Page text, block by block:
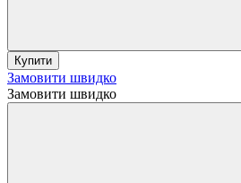
Купити
Замовити швидко
Замовити швидко